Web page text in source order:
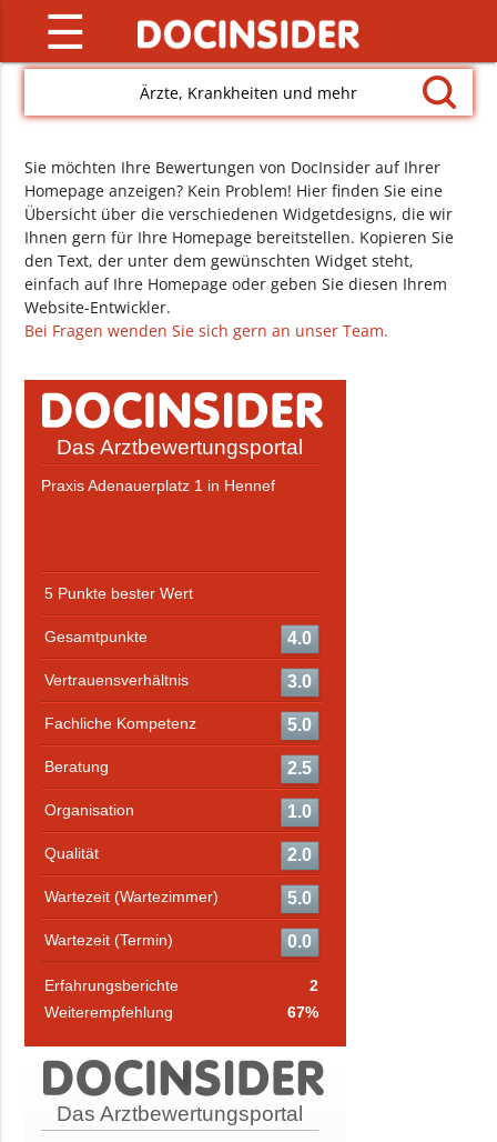
☰
Ärzte, Krankheiten und mehr
Sie möchten Ihre Bewertungen von DocInsider auf Ihrer
Homepage anzeigen? Kein Problem! Hier finden Sie eine
Übersicht über die verschiedenen Widgetdesigns, die wir
Ihnen gern für Ihre Homepage bereitstellen. Kopieren Sie
den Text, der unter dem gewünschten Widget steht,
einfach auf Ihre Homepage oder geben Sie diesen Ihrem
Website-Entwickler.
Bei Fragen wenden Sie sich gern an unser Team.